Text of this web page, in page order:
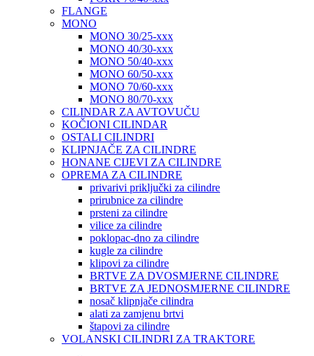
FLANGE
MONO
MONO 30/25-xxx
MONO 40/30-xxx
MONO 50/40-xxx
MONO 60/50-xxx
MONO 70/60-xxx
MONO 80/70-xxx
CILINDAR ZA AVTOVUČU
KOČIONI CILINDAR
OSTALI CILINDRI
KLIPNJAČE ZA CILINDRE
HONANE CIJEVI ZA CILINDRE
OPREMA ZA CILINDRE
privarivi priključki za cilindre
prirubnice za cilindre
prsteni za cilindre
vilice za cilindre
poklopac-dno za cilindre
kugle za cilindre
klipovi za cilindre
BRTVE ZA DVOSMJERNE CILINDRE
BRTVE ZA JEDNOSMJERNE CILINDRE
nosač klipnjače cilindra
alati za zamjenu brtvi
štapovi za cilindre
VOLANSKI CILINDRI ZA TRAKTORE